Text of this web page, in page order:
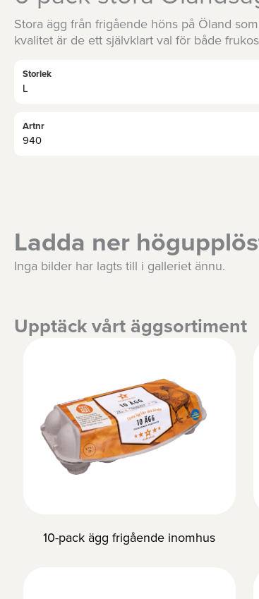
Stora ägg från frigående höns på Öland
kvalitet är de ett självklart val för både
Storlek
L
Artnr
940
Ladda ner
Inga bilder har lagts till i galleriet ännu.
Upptäck vårt äggsortiment
10-pack ägg frigående inomhus